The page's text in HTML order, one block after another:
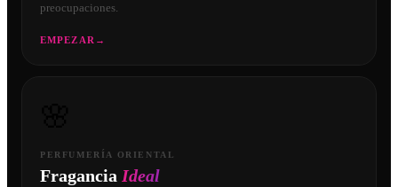
preocupaciones.
EMPEZAR →
PERFUMERÍA ORIENTAL
Fragancia Ideal